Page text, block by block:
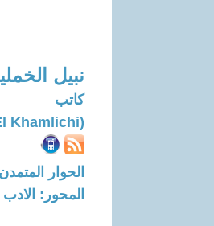
نبيل
كاتب
(Nabil El Khamlichi)
الحوار المتمدن-العدد: 5642 -
المحور: